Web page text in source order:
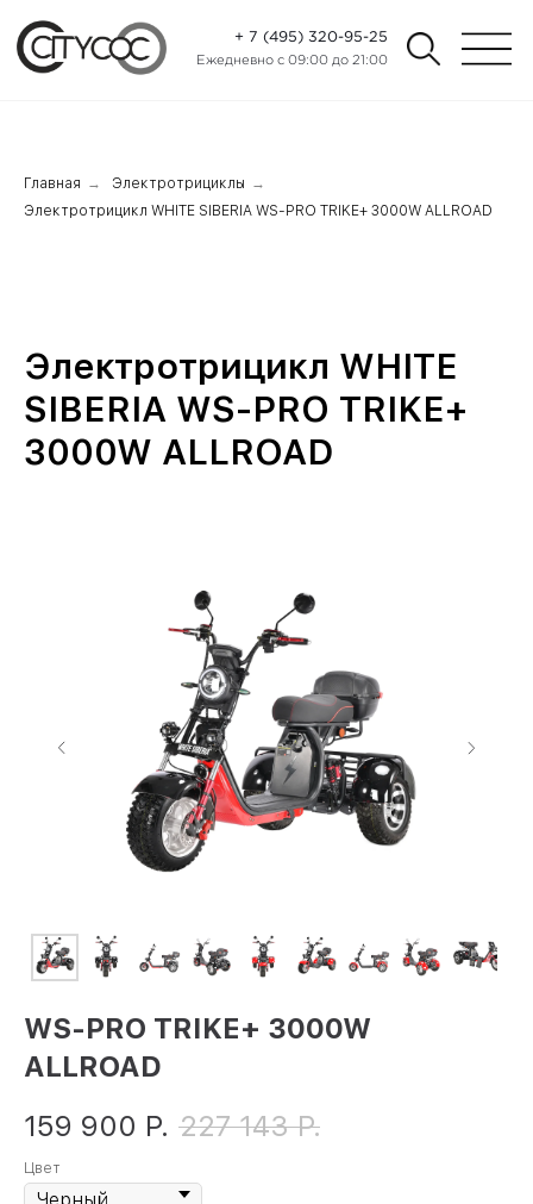
Ежедневно с 09:00 до 21:00
Главная → Электротрициклы →
Электротрицикл WHITE SIBERIA WS-PRO TRIKE+ 3000W ALLROAD
Электротрицикл WHITE
SIBERIA WS-PRO TRIKE+
3000W ALLROAD
WS-PRO TRIKE+ 3000W
ALLROAD
159 900 Р. 227 143 Р.
Цвет